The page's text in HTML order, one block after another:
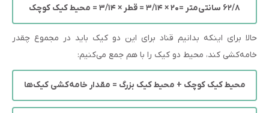
۶۲/۸ سانتی‌متر =۲۰ × ۳/۱۴ = قطر × ۳/۱۴ = محیط کیک کوچک
حالا برای اینکه بدانیم قناد برای این دو کیک باید در مجموع چقدر
خامه‌کشی کند، محیط دو کیک را با هم جمع می‌کنیم:
محیط کیک کوچک + محیط کیک بزرگ = مقدار خامه‌کشی کیک‌ها